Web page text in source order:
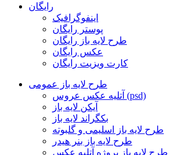
رایگان
اینفوگرافیک
پوستر رایگان
طرح لایه باز رایگان
عکس رایگان
کارت ویزیت رایگان
طرح لایه باز عمومی
آتلیه عکس عروس (psd)
آیکن لایه باز
بکگراند لایه باز
طرح لایه باز اسلیمی و گلبوته
طرح لایه باز بنر هیدر
طرح لایه باز پروژه آتلیه عکس